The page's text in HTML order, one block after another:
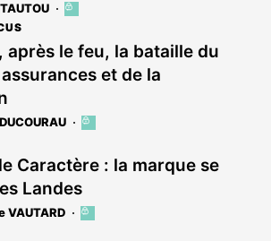
Cet
est
réservé
aux
après le feu, la bataille du
et de la
Cet
réservé
aux
abonnés
Caractère : la marque se
Landes
VAUTARD
Cet